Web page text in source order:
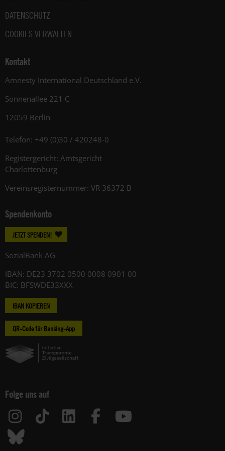
DATENSCHUTZ
COOKIES VERWALTEN
Kontakt
Amnesty International Deutschland e.V.
Sonnenallee 221 C
12059 Berlin
Telefon: +49 (0)30 / 420248-0
Registergericht: Amtsgericht
Charlottenburg
Vereinsregisternummer: VR 36372 B
Spendenkonto
JETZT SPENDEN!
SozialBank AG
IBAN: DE23 3702 0500 0008 0901 00
BIC: BFSWDE33XXX
IBAN KOPIEREN
QR-Code für Banking-App
Folge uns auf